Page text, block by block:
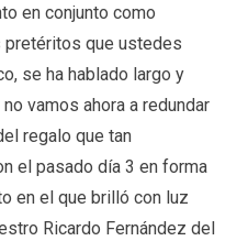
en conjunto como
pretéritos que ustedes
se ha hablado largo y
vamos ahora a redundar
regalo que tan
el pasado día 3 en forma
en el que brilló con luz
Ricardo Fernández del